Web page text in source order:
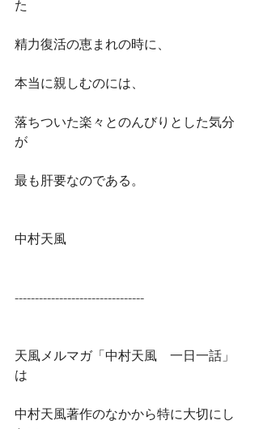
た
精力復活の恵まれの時に、
本当に親しむのには、
落ちついた楽々とのんびりとした気分
が
最も肝要なのである。
中村天風
--------------------------------
天風メルマガ「中村天風　一日一話」
は
中村天風著作のなかから特に大切にし